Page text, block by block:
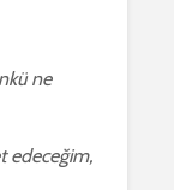
ne
edeceğim,